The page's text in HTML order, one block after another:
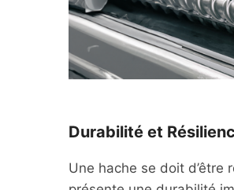
Durabilité et
Une hache se doit d’être